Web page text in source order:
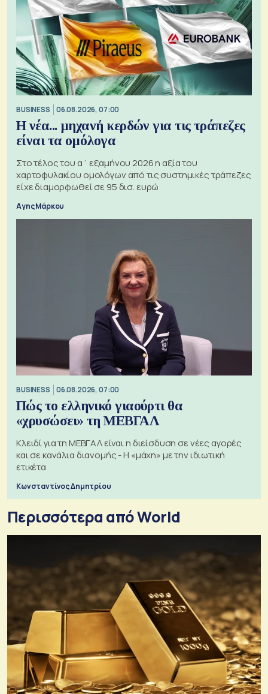
BUSINESS 06.08.2026, 07:00
Η νέα... μηχανή κερδών για τις τράπεζες
είναι τα ομόλογα
Στο τέλος του α΄ εξαμήνου 2026 η αξία του
χαρτοφυλακίου ομολόγων από τις συστημικές τράπεζες
είχε διαμορφωθεί σε 95 δισ. ευρώ
Αγης Μάρκου
BUSINESS 06.08.2026, 07:00
Πώς το ελληνικό γιαούρτι θα
«χρυσώσει» τη ΜΕΒΓΑΛ
Κλειδί για τη ΜΕΒΓΑΛ είναι η διείσδυση σε νέες αγορές
και σε κανάλια διανομής - Η «μάχη» με την ιδιωτική
ετικέτα
Κωνσταντίνος Δημητρίου
Περισσότερα από World